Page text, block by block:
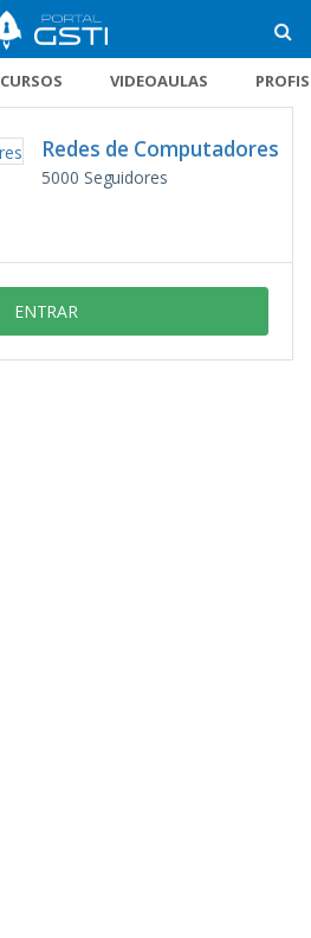
CURSOS VIDEOAULAS
Redes de Computadores
5000 Seguidores
ENTRAR